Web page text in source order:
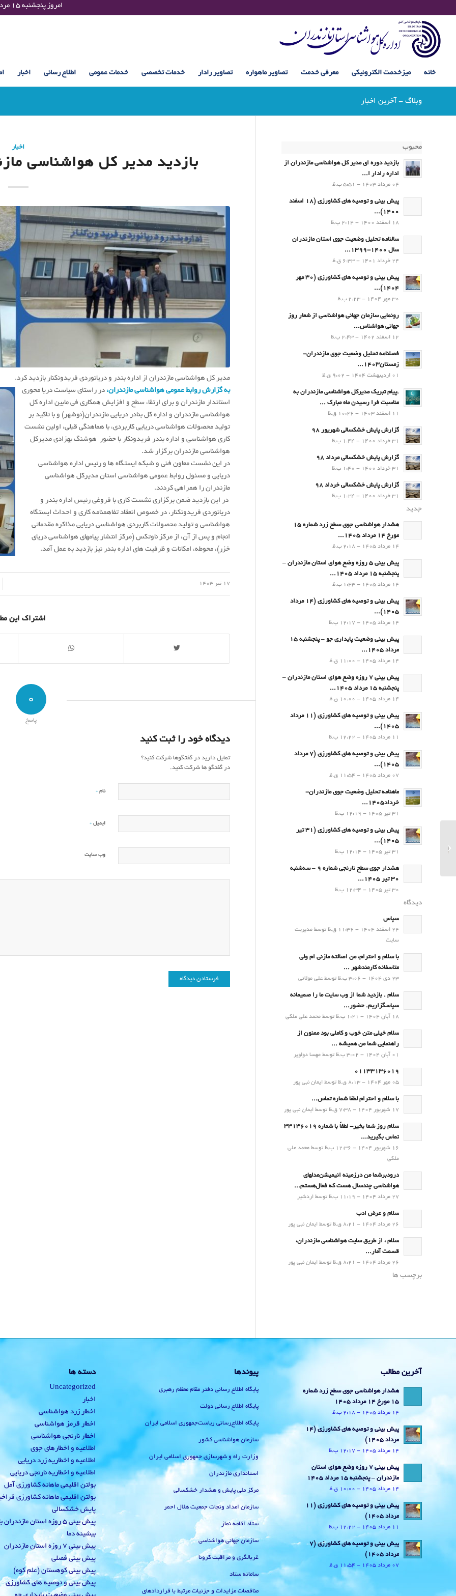
Thursday 06 August 2026 , 17:06 UTC ¤¤¤¤ امروز پنجشنبه ۱۵ مرداد ۱۴۰۵ساعت : ۱۷:۰۶
خانه میزخدمت الکترونیکی معرفی خدمت تصاویر ماهواره تصاویر رادار خدمات تخصصی خدمات عمومی اطلاع رسانی اخبار
وبلاگ - آخرین اخبار
اخبار
بازدید مدیر کل هواشناسی
مدیر کل هواشناسی مازندران از اداره بندر و دریانوردی فریدونکنار بازدید کرد.
به گزارش روابط عمومی هواشناسی مازندران، در راستای سیاست دریا محوری
استاندار مازندران و برای ارتقاء سطح و افزایش همکاری فی مابین اداره کل
هواشناسی مازندران و اداره کل بنادر دریایی مازندران(نوشهر) و با تاکید بر
تولید محصولات هواشناسی دریایی کاربردی، با هماهنگی قبلی، اولین نشست
کاری هواشناسی و اداره بندر فریدونکار با حضور هوشنگ بهزادی مدیرکل
هواشناسی مازندران برگزار شد.
در این نشست معاون فنی و شبکه ایستگاه ها و رئیس اداره هواشناسی
دریایی و مسئول روابط عمومی هواشناسی استان مدیرکل هواشناسی
مازندران را همراهی کردند.
در این بازدید ضمن برگزاری نشست کاری با فروغی رئیس اداره بندر و
دریانوردی فریدونکنار، در خصوص انعقاد تفاهمنامه کاری و احداث ایستگاه
هواشناسی و تولید محصولات کاربردی هواشناسی دریایی مذاکره مقدماتی
انجام و پس از آن، از مرکز ناوتکس (مرکز انتشار پیامهای هواشناسی دریای
خزر)، محوطه، امکانات و ظرفیت های اداره بندر نیز بازدید به عمل آمد.
17 تیر 1403
اشتراک این
0
پاسخ
دیدگاه خود را ثبت کنید
تمایل دارید در گفتگوها شرکت کنید؟
در گفتگو ها شرکت کنید.
نام *
ایمیل *
وب‌ سایت
محبوب
بازدید دوره ای مدیر کل هواشناسی مازندران از
اداره رادار ا...
04 مرداد 1403 - 5:51 ب.ظ
پیش بینی و توصیه های کشاورزی (18 اسفند
1400)...
18 اسفند 1400 - 2:14 ب.ظ
سالنامه تحلیل وضعیت جوی استان مازندران
سال 1400-1399...
24 خرداد 1401 - 6:33 ق.ظ
پیش بینی و توصیه های کشاورزی (30 مهر
۱۴۰۴)...
30 مهر 1404 - 2:23 ب.ظ
رونمایی سازمان جهانی هواشناسی از شعار روز
جهانی هواشناس...
12 اسفند 1402 - 2:43 ب.ظ
فصلنامه تحلیل وضعیت جوی مازندران-
زمستان۱۴۰۳...
01 اردیبهشت 1404 - 9:02 ق.ظ
.پيام تبريك مدیرکل هواشناسی مازندران به
مناسبت فرا رسيدن ماه مبارك ...
11 اسفند 1403 - 10:26 ق.ظ
گزارش پایش خشکسالی شهریور 98
31 خرداد 1400 - 1:44 ب.ظ
گزارش پایش خشکسالی مرداد 98
31 خرداد 1400 - 1:40 ب.ظ
گزارش پایش خشکسالی خرداد 98
31 خرداد 1400 - 1:24 ب.ظ
جدید
هشدار هواشناسی جوی سطح زرد شماره 15
مورخ 14 مرداد 1405...
14 مرداد 1405 - 2:18 ب.ظ
پیش بینی 5 روزه وضع هوای استان مازندران –
پنجشنبه 15 مرداد 1405...
14 مرداد 1405 - 1:43 ب.ظ
پیش بینی و توصیه های کشاورزی (14 مرداد
۱۴۰۵)...
14 مرداد 1405 - 12:17 ب.ظ
پیش بینی وضعیت پایداری جو – پنجشنبه 15
مرداد 1405...
14 مرداد 1405 - 11:00 ق.ظ
پیش بینی 7 روزه وضع هوای استان مازندران –
پنجشنبه 15 مرداد 1405...
14 مرداد 1405 - 10:00 ق.ظ
پیش بینی و توصیه های کشاورزی (11 مرداد
۱۴۰۵)...
11 مرداد 1405 - 12:22 ب.ظ
پیش بینی و توصیه های کشاورزی (7 مرداد
۱۴۰۵)...
07 مرداد 1405 - 11:54 ق.ظ
ماهنامه تحلیل وضعیت جوی مازندران-
خرداد1405...
31 تیر 1405 - 12:19 ب.ظ
پیش بینی و توصیه های کشاورزی (31 تیر
۱۴۰۵)...
31 تیر 1405 - 12:14 ب.ظ
هشدار جوی سطح نارنجی شماره 9 – سه‌شنبه
30 تیر 1405...
30 تیر 1405 - 12:34 ب.ظ
دیدگاه
سپاس
24 اسفند 1404 - 11:36 ق.ظ توسط مدیریت
سایت
با سلام و احترام، من اصالته مازنی ام ولی
متاسفانه کارمندشهر ...
23 دی 1404 - 3:06 ب.ظ توسط علی مولائی
سلام . بازدید شما از وب سایت ما را صمیمانه
سپاسگزاریم. حضور...
18 آبان 1404 - 1:21 ب.ظ توسط محمد علی ملکی
سلام خیلی متن خوب و کاملی بود ممنون از
راهنمایی شما من همیشه ...
01 آبان 1404 - 3:02 ب.ظ توسط مهسا دولوپر
01133136019
05 مهر 1404 - 8:13 ق.ظ توسط ایمان نبی پور
با سلام و احترام لطفا شماره تماس...
17 شهریور 1404 - 7:38 ق.ظ توسط ایمان نبی پور
سلام روز شما بخیر- لطفاً با شماره 33136019
تماس بگیرید...
16 شهریور 1404 - 12:36 ب.ظ توسط محمد علی
ملکی
درودبرشما من درزمینه انیمیشن‌مدلهای
هواشناسی چندسال هست که فعال‌هستم...
27 مرداد 1404 - 11:19 ب.ظ توسط اردشیر
سلام و عرض ادب
26 مرداد 1404 - 8:21 ق.ظ توسط ایمان نبی پور
سلام ، از طریق سایت هواشناسی مازندران،
قسمت آمار...
26 مرداد 1404 - 8:21 ق.ظ توسط ایمان نبی پور
برچسب ها
آخرین مطالب
هشدار هواشناسی جوی سطح زرد شماره
15 مورخ 14 مرداد 1405
14 مرداد 1405 - 2:18 ب.ظ
پیش بینی و توصیه های کشاورزی (14
مرداد ۱۴۰۵)
14 مرداد 1405 - 12:17 ب.ظ
پیش بینی 7 روزه وضع هوای استان
مازندران – پنجشنبه 15 مرداد 1405
14 مرداد 1405 - 10:00 ق.ظ
پیش بینی و توصیه های کشاورزی (11
مرداد ۱۴۰۵)
11 مرداد 1405 - 12:22 ب.ظ
پیش بینی و توصیه های کشاورزی (7
مرداد ۱۴۰۵)
07 مرداد 1405 - 11:54 ق.ظ
پیوندها
پایگاه اطلاع رسانی دفتر مقام معظم رهبری
پایگاه اطلاع رسانی دولت
پایگاه اطلاع‌رسانی ریاست‌جمهوری اسلامی ایران
سازمان هواشناسی کشور
وزارت راه و شهرسازی جمهوری اسلامی ایران
استانداری مازندران
مرکز ملی پایش و هشدار خشکسالی
سازمان امداد ونجات جمعیت هلال احمر
ستاد اقامه نماز
سازمان جهانی هواشناسی
غربالگری و مراقبت کرونا
سامانه ستاد
مناقصات مزایدات و جزئیات مرتبط با قراردادهای
دسته ها
Uncategorized
اخبار
اخطار زرد هواشناسی
اخطار قرمز هواشناسی
اخطار نارنجی هواشناسی
اطلاعیه و اخطارهای جوی
اطلاعیه و اخطاریه زرد دریایی
اطلاعیه و اخطاریه نارنجی دریایی
بولتن اقلیمی ماهانه کشاورزی آمل
بولتن اقلیمی ماهانه کشاورزی
پایش خشکسالی
پیش بینی 5 روزه استان
بیشینه دما
پیش بینی 7 روزه استان مازندران
پیش بینی فصلی
پیش بینی کوهستان (علم کوه)
پیش بینی و توصیه های کشاورزی
بازدید ادواری مدیر کل
هواشناسی مازندران از اداره
هواشناسی فرودگاهی دشت
ناز سار...